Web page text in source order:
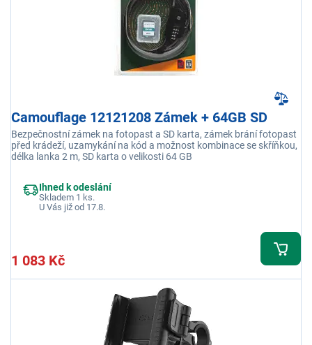
Camouflage 12121208 Zámek + 64GB SD
Bezpečnostní zámek na fotopast a SD karta, zámek brání fotopast
před krádeží, uzamykání na kód a možnost kombinace se skříňkou,
délka lanka 2 m, SD karta o velikosti 64 GB
Ihned k odeslání
Skladem 1 ks.
U Vás již od 17.8.
1 083 Kč